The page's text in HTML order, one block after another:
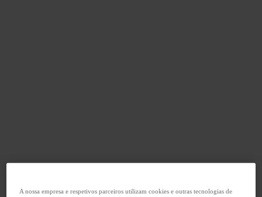
A nossa empresa e respetivos parceiros utilizam cookies e outras tecnologias de